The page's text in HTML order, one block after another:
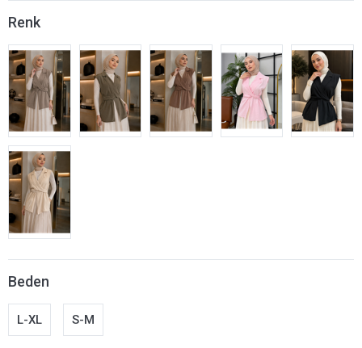
Renk
Beden
L-XL S-M